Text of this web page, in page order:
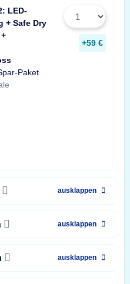
LED-
+ Safe Dry
Paket
Ihres
aus
mit
für
dem
+59 €
ausklappen
ausklappen
ausklappen